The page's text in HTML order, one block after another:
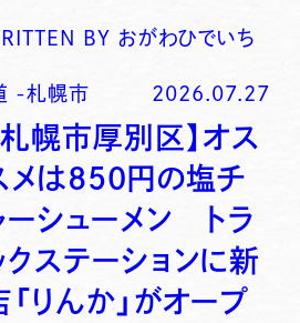
BY おがわひでいち
-札幌市 2026.07.27
札幌市厚別区】オス
メは850円の塩チ
ーシューメン トラ
クステーションに新
「りんか」がオープ